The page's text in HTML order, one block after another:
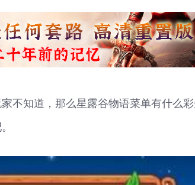
不知道，那么星露谷物语菜单有什么